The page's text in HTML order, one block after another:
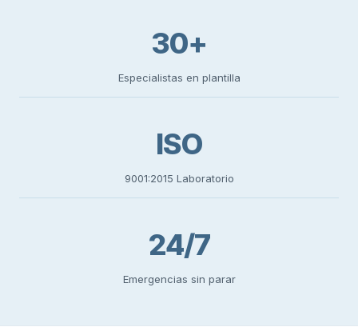
30+
Especialistas en plantilla
ISO
9001:2015 Laboratorio
24/7
Emergencias sin parar